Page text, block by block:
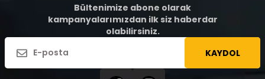
Bültenimize abone olarak
kampanyalarımızdan ilk siz haberdar
olabilirsiniz.
KAYDOL